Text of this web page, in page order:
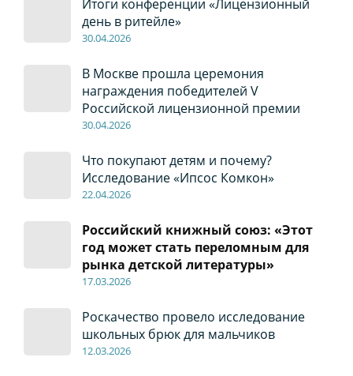
Итоги конференции «Лицензионный
день в ритейле»
30.04.2026
В Москве прошла церемония
награждения победителей V
Российской лицензионной премии
30.04.2026
Что покупают детям и почему?
Исследование «Ипсос Комкон»
22.04.2026
Российский книжный союз: «Этот
год может стать переломным для
рынка детской литературы»
17.03.2026
Роскачество провело исследование
школьных брюк для мальчиков
12.03.2026